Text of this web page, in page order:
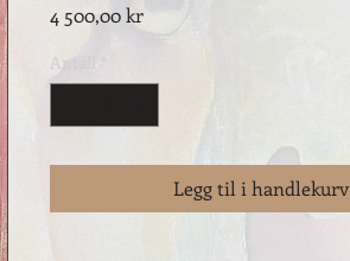
4 500,00 krPris
Antall
Legg til i handlekurv